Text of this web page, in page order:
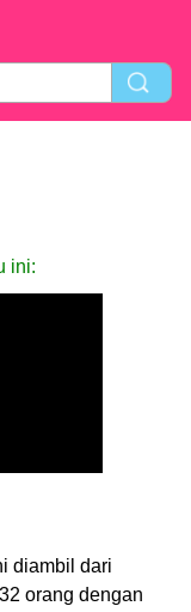
ini:
diambil dari
orang dengan